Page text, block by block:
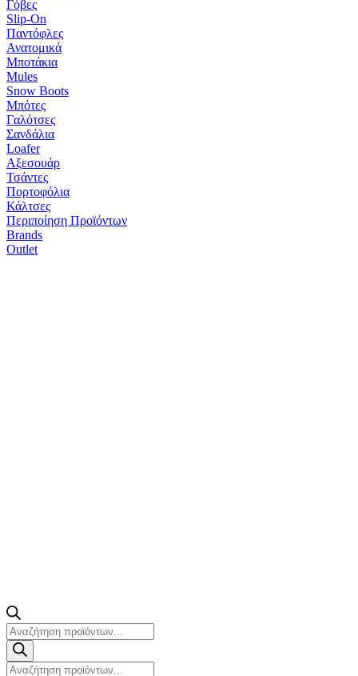
Γόβες
Slip-On
Παντόφλες
Ανατομικά
Μποτάκια
Mules
Snow Boots
Μπότες
Γαλότσες
Σανδάλια
Loafer
Αξεσουάρ
Τσάντες
Πορτοφόλια
Κάλτσες
Περιποίηση Προϊόντων
Brands
Outlet
Products
search
Products